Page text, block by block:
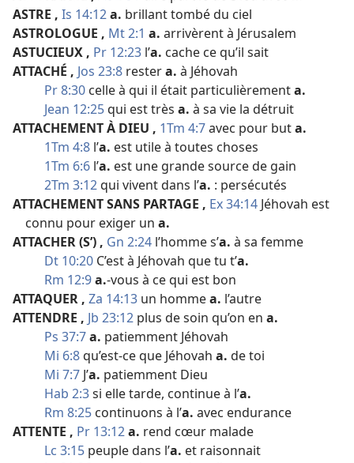
ASTRE , Is 14:12a. brillant tombé du ciel
ASTROLOGUE , Mt 2:1 a. arrivèrent à Jérusalem
ASTUCIEUX , Pr 12:23 l’a. cache ce qu’il sait
ATTACHÉ , Jos 23:8 restera. à Jéhovah
Pr 8:30 celle à qui il était particulièrementa.
Jean 12:25qui est très a. à sa vie la détruit
ATTACHEMENT À DIEU , 1Tm 4:7avec pour buta.
1Tm 4:8 l’a. est utile à toutes choses
1Tm 6:6 l’a. est une grande source de gain
2Tm 3:12qui vivent dans l’a. : persécutés
ATTACHEMENT SANS PARTAGE , Ex 34:14 Jéhovah est
connu pour exiger un a.
ATTACHER (S’) , Gn 2:24 l’homme s’a. à sa femme
Dt 10:20 C’est à Jéhovah que tu t’a.
Rm 12:9a.-​vous à ce qui est bon
ATTAQUER , Za 14:13 un hommea. l’autre
ATTENDRE , Jb 23:12 plus de soin qu’on en a.
Ps 37:7a. patiemment Jéhovah
Mi 6:8qu’est-​ce que Jéhovah a. de toi
Mi 7:7 J’a. patiemment Dieu
Hab 2:3si elle tarde, continue à l’a.
Rm 8:25 continuons à l’a. avec endurance
ATTENTE , Pr 13:12a. rend cœur malade
Lc 3:15 peuple dans l’a. et raisonnait